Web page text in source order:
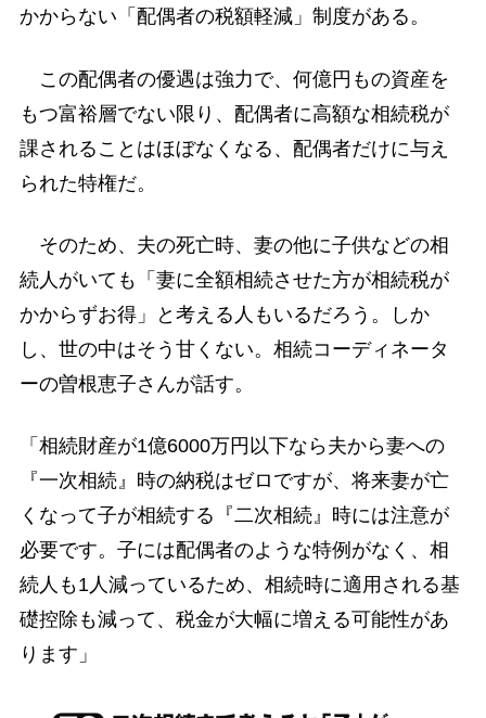
かからない「配偶者の税額軽減」制度がある。
この配偶者の優遇は強力で、何億円もの資産を
もつ富裕層でない限り、配偶者に高額な相続税が
課されることはほぼなくなる、配偶者だけに与え
られた特権だ。
そのため、夫の死亡時、妻の他に子供などの相
続人がいても「妻に全額相続させた方が相続税が
かからずお得」と考える人もいるだろう。しか
し、世の中はそう甘くない。相続コーディネータ
ーの曽根恵子さんが話す。
「相続財産が1億6000万円以下なら夫から妻への
『一次相続』時の納税はゼロですが、将来妻が亡
くなって子が相続する『二次相続』時には注意が
必要です。子には配偶者のような特例がなく、相
続人も1人減っているため、相続時に適用される基
礎控除も減って、税金が大幅に増える可能性があ
ります」